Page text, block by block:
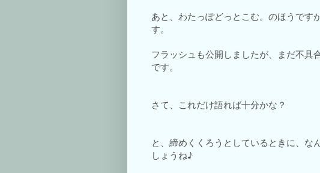
あと、わたっぽどっとこむ。のほうです
す。
フラッシュも公開しましたが、まだ不具
です。
さて、これだけ語れば十分かな？
と、締めくくろうとしているときに、な
しょうね♪